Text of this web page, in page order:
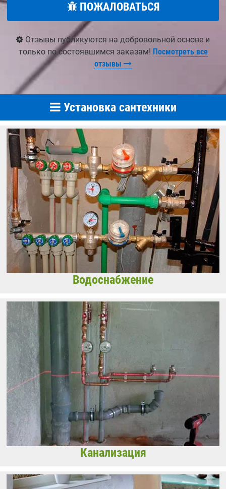
ПОЖАЛОВАТЬСЯ
Отзывы публикуются на добровольной основе и
только по состоявшимся заказам! Посмотреть все
отзывы
Установка сантехники
Водоснабжение
Канализация